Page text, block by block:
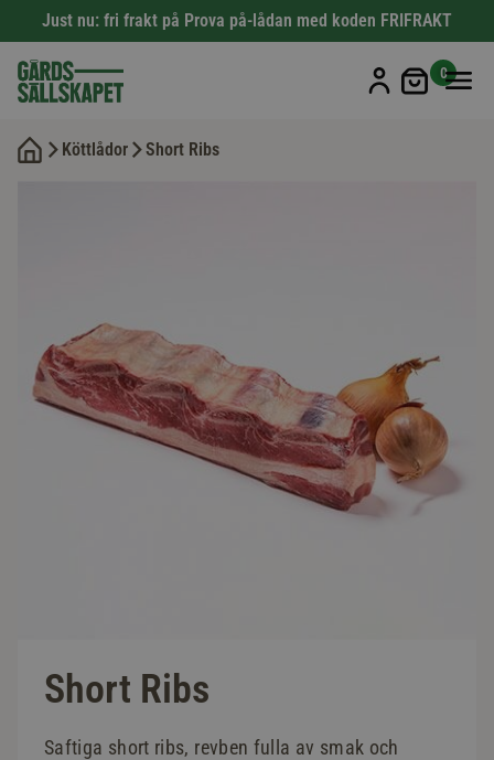
Just nu: fri frakt på Prova på-lådan med koden FRIFRAKT
Min
0
Köttlådor Short Ribs
Short Ribs
Saftiga short ribs, revben fulla av smak och